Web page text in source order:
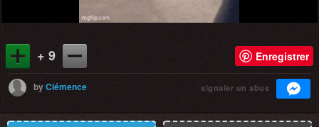
+ 9 Enregistrer
byClémence signaler un abus